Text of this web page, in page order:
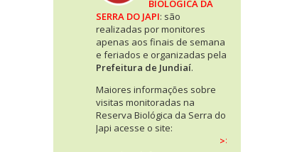
BIOLÓGICA DA
SERRA DO JAPI: são
realizadas por monitores
apenas aos finais de semana
e feriados e organizadas pela
Prefeitura de Jundiaí.
Maiores informações sobre
visitas monitoradas na
Reserva Biológica da Serra do
Japi acesse o site:
>> CLIQUE AQUI <<